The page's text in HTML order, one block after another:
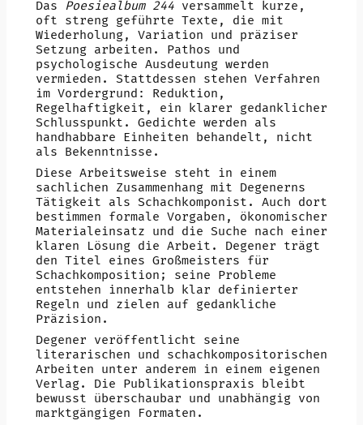
Das Poesiealbum 244versammelt kurze,
oft streng geführte Texte, die mit
Wiederholung, Variation und präziser
Setzung arbeiten. Pathos und
psychologische Ausdeutung werden
vermieden. Stattdessen stehen Verfahren
im Vordergrund: Reduktion,
Regelhaftigkeit, ein klarer gedanklicher
Schlusspunkt. Gedichte werden als
handhabbare Einheiten behandelt, nicht
als Bekenntnisse.
Diese Arbeitsweise steht in einem
sachlichen Zusammenhang mit Degenerns
Tätigkeit als Schachkomponist. Auch dort
bestimmen formale Vorgaben, ökonomischer
Materialeinsatz und die Suche nach einer
klaren Lösung die Arbeit. Degener trägt
den Titel eines Großmeisters für
Schachkomposition; seine Probleme
entstehen innerhalb klar definierter
Regeln und zielen auf gedankliche
Präzision.
Degener veröffentlicht seine
literarischen und schachkompositorischen
Arbeiten unter anderem in einem eigenen
Verlag. Die Publikationspraxis bleibt
bewusst überschaubar und unabhängig von
marktgängigen Formaten.